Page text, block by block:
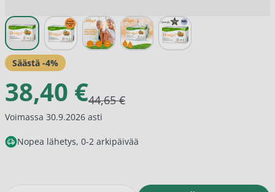
View larger image
View larger image
View larger image
View larger imageView larger image
Säästä -4%
38,40 €44,65 €
Voimassa 30.9.2026 asti
Nopea lähetys, 0-2 arkipäivää